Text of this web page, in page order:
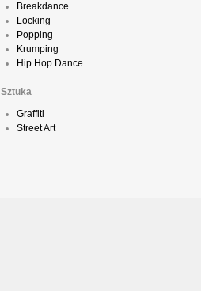
Breakdance
Locking
Popping
Krumping
Hip Hop Dance
Sztuka
Graffiti
Street Art